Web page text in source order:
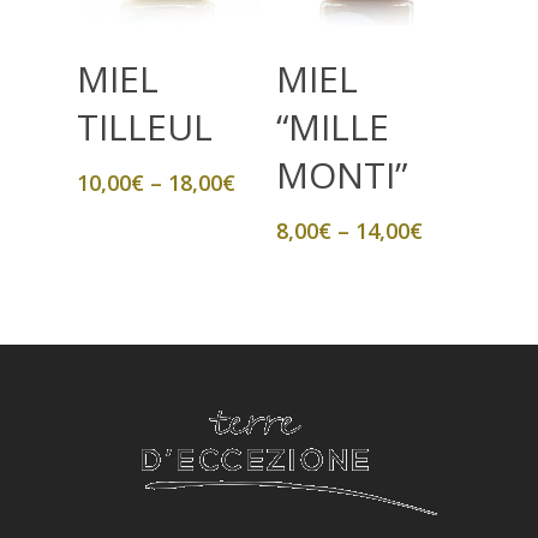
MIEL
TILLEUL
10,00€ – 18,00€
MIEL
“MILLE
MONTI”
8,00€ – 14,00€